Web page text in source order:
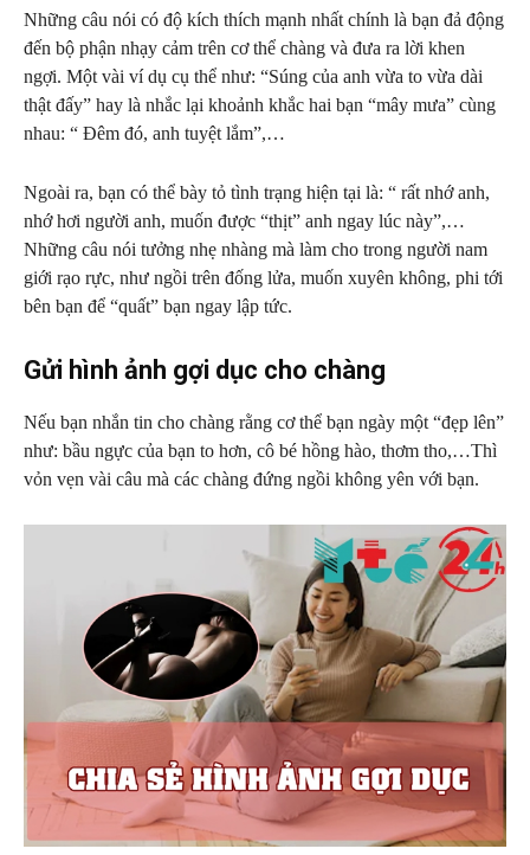
Những câu nói có độ kích thích mạnh nhất chính là bạn đả động
đến bộ phận nhạy cảm trên cơ thể chàng và đưa ra lời khen
ngợi. Một vài ví dụ cụ thể như: “Súng của anh vừa to vừa dài
thật đấy” hay là nhắc lại khoảnh khắc hai bạn “mây mưa” cùng
nhau: “ Đêm đó, anh tuyệt lắm”,…
Ngoài ra, bạn có thể bày tỏ tình trạng hiện tại là: “ rất nhớ anh,
nhớ hơi người anh, muốn được “thịt” anh ngay lúc này”,…
Những câu nói tưởng nhẹ nhàng mà làm cho trong người nam
giới rạo rực, như ngồi trên đống lửa, muốn xuyên không, phi tới
bên bạn để “quất” bạn ngay lập tức.
Gửi hình ảnh gợi dục cho chàng
Nếu bạn nhắn tin cho chàng rằng cơ thể bạn ngày một “đẹp lên”
như: bầu ngực của bạn to hơn, cô bé hồng hào, thơm tho,…Thì
vỏn vẹn vài câu mà các chàng đứng ngồi không yên với bạn.